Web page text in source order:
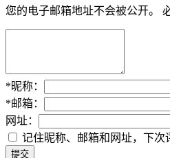
您的电子邮箱地址不会被公开。
*昵称：
*邮箱：
网址：
记住昵称、邮箱和网址，下次